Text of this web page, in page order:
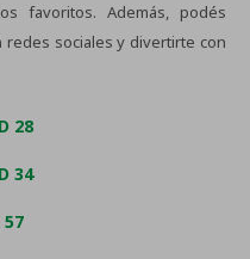
favoritos. Además, podés
sociales y divertirte con
57
28
34